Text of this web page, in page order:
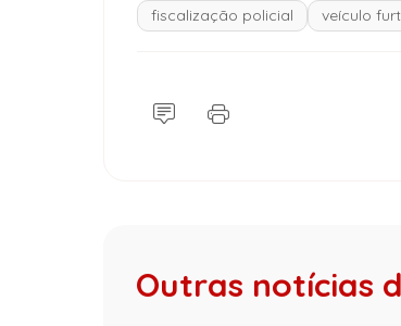
fiscalização policial
veículo
Outras notícias